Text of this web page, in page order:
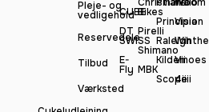
Pleje- og
vedligehold
Reservedele
Tilbud
Værksted
CUBE
DT
SWISS
E-
Fly
Bikes
Pirelli
Shimano
MBK
Principia
Raleigh
Kildemoes
Scope
Vision
Vii
4iiii